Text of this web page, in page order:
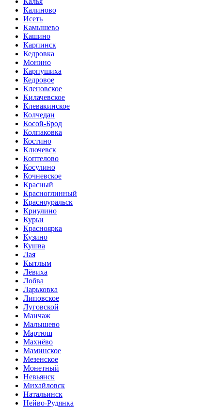
Калиново
Исеть
Камышево
Кашино
Карпинск
Кедровка
Монино
Карпушиха
Кедровое
Кленовское
Килачевское
Клевакинское
Колчедан
Косой-Брод
Колпаковка
Костино
Ключевск
Коптелово
Косулино
Кочневское
Красный
Красноглинный
Красноуральск
Криулино
Курьи
Красноярка
Кузино
Кушва
Лая
Кытлым
Лёвиха
Лобва
Ларьковка
Липовское
Луговской
Манчаж
Малышево
Мартюш
Махнёво
Маминское
Мезенское
Монетный
Невьянск
Михайловск
Натальинск
Нейво-Рудянка